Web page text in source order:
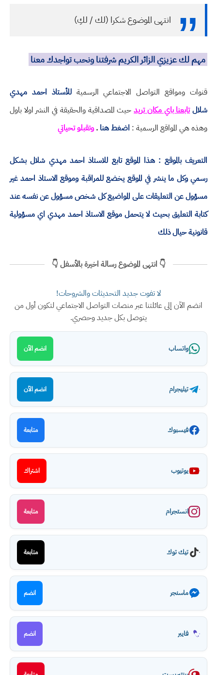
انتهى الموضوع شكرا (لك / لكِ)
مهم لك عزيزي الزائر الكريم شرفتنا ونحب تواجدك معنا
قنوات ومواقع التواصل الاجتماعي الرسميةللأستاذ احمد مهدي
شلالتابعنا باي مكان تريدحيث المصداقية والحقيقة في النشر اولا باول
وهذه هي المواقع الرسمية : اضغط هنا .وتقبلو تحياتي
التعريف بالموقع : هذا الموقع تابع للاستاذ احمد مهدي شلال بشكل
رسمي وكل ما ينشر في الموقع يخضع للمراقبة وموقع الاستاذ احمد غير
مسؤول عن التعليقات على المواضيع كل شخص مسؤول عن نفسه عند
كتابة التعليق بحيث لا يتحمل موقع الاستاذ احمد مهدي اي مسؤولية
قانونية حيال ذلك
👇 انتهى الموضوع رسالة اخيرة بالأسفل 👇
لا تفوت جديد التحديثات والشروحات!
انضم الآن إلى عائلتنا عبر منصات التواصل الاجتماعي لتكون أول من
يتوصل بكل جديد وحصري.
واتساب انضم الآن
تيليجرام انضم الآن
فيسبوك متابعة
يوتيوب اشتراك
انستجرام متابعة
تيك توك متابعة
ماسنجر انضم
فايبر انضم